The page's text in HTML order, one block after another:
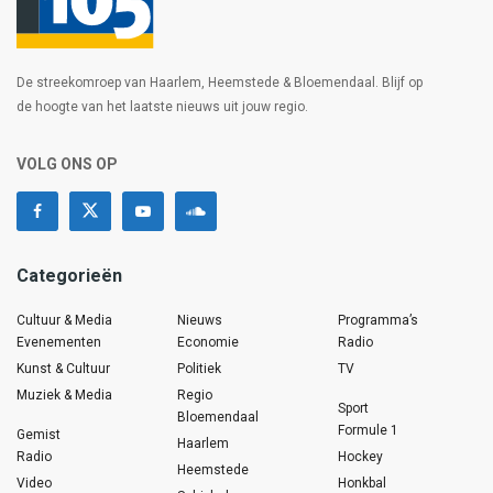
De streekomroep van Haarlem, Heemstede & Bloemendaal. Blijf op
de hoogte van het laatste nieuws uit jouw regio.
VOLG ONS OP
Categorieën
Cultuur & Media
Evenementen
Kunst & Cultuur
Muziek & Media
Gemist
Radio
Video
Nieuws
Economie
Politiek
Regio
Bloemendaal
Haarlem
Heemstede
Programma’s
Radio
TV
Sport
Formule 1
Hockey
Honkbal